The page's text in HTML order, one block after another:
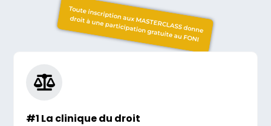
Toute inscription aux MASTERCLASS donne
droit à une participation gratuite au FONI
#1 La clinique du droit